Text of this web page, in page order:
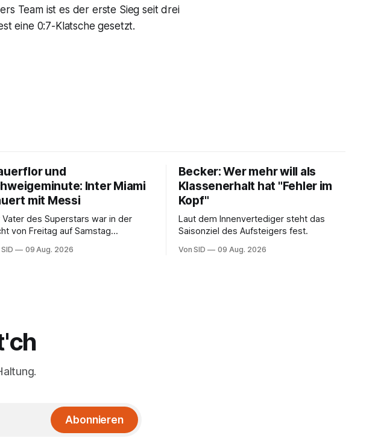
Team ist es der erste Sieg seit drei
eine 0:7-Klatsche gesetzt.
und
Inter Miami
mit Messi
Vater des Superstars war in der
von Freitag auf Samstag
bei.
09 Aug. 2026
Becker: Wer mehr will als
Klassenerhalt hat "Fehler im
Kopf"
Laut dem Innenvertediger steht das
Saisonziel des Aufsteigers fest.
Von SID 09 Aug. 2026
Abonnieren